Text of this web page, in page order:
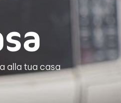
alla tua casa